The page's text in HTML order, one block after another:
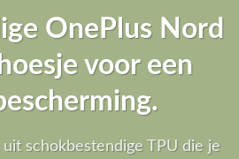
OnePlus Nord
voor een
schokbestendige TPU die je